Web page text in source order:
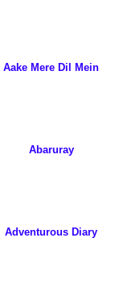
Aake Mere Dil Mein
Abaruray
Adventurous Diary